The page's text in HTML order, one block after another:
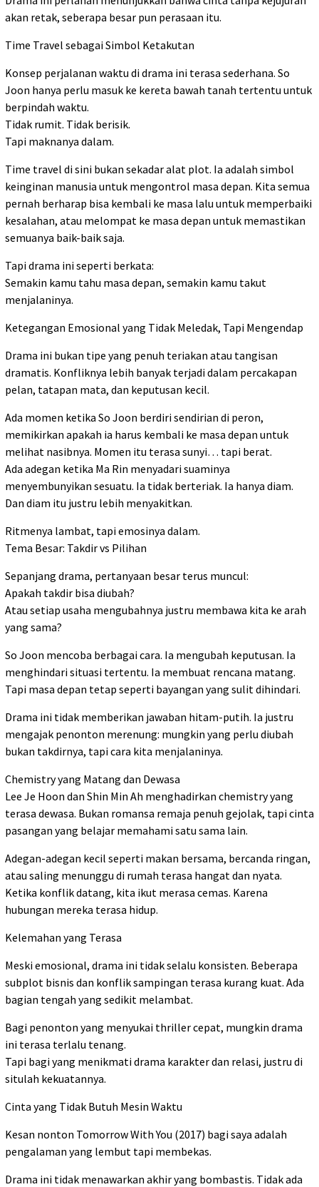
akan retak, seberapa besar pun perasaan itu.
Time Travel sebagai Simbol Ketakutan
Konsep perjalanan waktu di drama ini terasa sederhana. So
Joon hanya perlu masuk ke kereta bawah tanah tertentu untuk
berpindah waktu.
Tidak rumit. Tidak berisik.
Tapi maknanya dalam.
Time travel di sini bukan sekadar alat plot. Ia adalah simbol
keinginan manusia untuk mengontrol masa depan. Kita semua
pernah berharap bisa kembali ke masa lalu untuk memperbaiki
kesalahan, atau melompat ke masa depan untuk memastikan
semuanya baik-baik saja.
Tapi drama ini seperti berkata:
Semakin kamu tahu masa depan, semakin kamu takut
menjalaninya.
Ketegangan Emosional yang Tidak Meledak, Tapi Mengendap
Drama ini bukan tipe yang penuh teriakan atau tangisan
dramatis. Konfliknya lebih banyak terjadi dalam percakapan
pelan, tatapan mata, dan keputusan kecil.
Ada momen ketika So Joon berdiri sendirian di peron,
memikirkan apakah ia harus kembali ke masa depan untuk
melihat nasibnya. Momen itu terasa sunyi… tapi berat.
Ada adegan ketika Ma Rin menyadari suaminya
menyembunyikan sesuatu. Ia tidak berteriak. Ia hanya diam.
Dan diam itu justru lebih menyakitkan.
Ritmenya lambat, tapi emosinya dalam.
Tema Besar: Takdir vs Pilihan
Sepanjang drama, pertanyaan besar terus muncul:
Apakah takdir bisa diubah?
Atau setiap usaha mengubahnya justru membawa kita ke arah
yang sama?
So Joon mencoba berbagai cara. Ia mengubah keputusan. Ia
menghindari situasi tertentu. Ia membuat rencana matang.
Tapi masa depan tetap seperti bayangan yang sulit dihindari.
Drama ini tidak memberikan jawaban hitam-putih. Ia justru
mengajak penonton merenung: mungkin yang perlu diubah
bukan takdirnya, tapi cara kita menjalaninya.
Chemistry yang Matang dan Dewasa
Lee Je Hoon dan Shin Min Ah menghadirkan chemistry yang
terasa dewasa. Bukan romansa remaja penuh gejolak, tapi cinta
pasangan yang belajar memahami satu sama lain.
Adegan-adegan kecil seperti makan bersama, bercanda ringan,
atau saling menunggu di rumah terasa hangat dan nyata.
Ketika konflik datang, kita ikut merasa cemas. Karena
hubungan mereka terasa hidup.
Kelemahan yang Terasa
Meski emosional, drama ini tidak selalu konsisten. Beberapa
subplot bisnis dan konflik sampingan terasa kurang kuat. Ada
bagian tengah yang sedikit melambat.
Bagi penonton yang menyukai thriller cepat, mungkin drama
ini terasa terlalu tenang.
Tapi bagi yang menikmati drama karakter dan relasi, justru di
situlah kekuatannya.
Cinta yang Tidak Butuh Mesin Waktu
Kesan nonton Tomorrow With You (2017) bagi saya adalah
pengalaman yang lembut tapi membekas.
Drama ini tidak menawarkan akhir yang bombastis. Tidak ada